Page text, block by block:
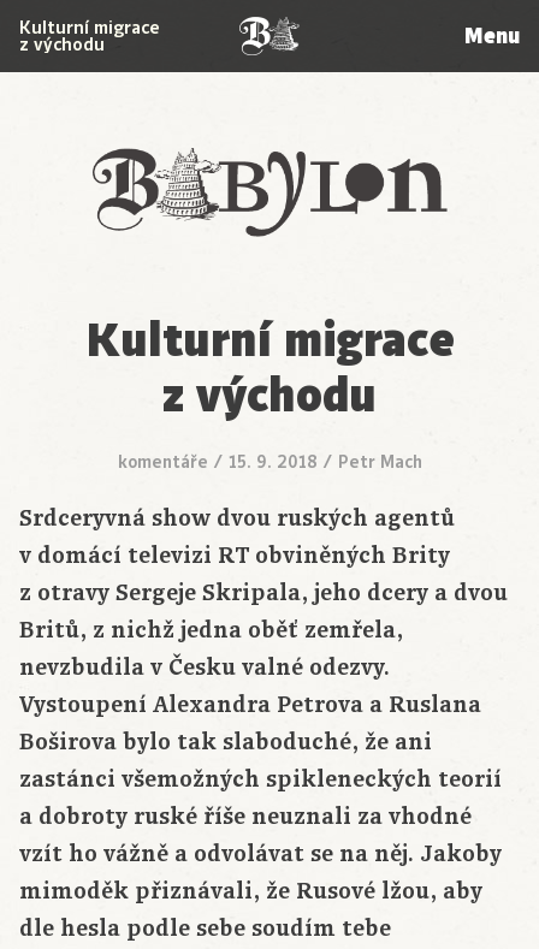
Babylon
Kulturní migrace
z východu Menu
Kulturní migrace
z východu
komentáře / 15. 9. 2018 / Petr Mach
Srdceryvná show dvou ruských agentů
v domácí televizi RT obviněných Brity
z otravy Sergeje Skripala, jeho dcery a dvou
Britů, z nichž jedna oběť zemřela,
nevzbudila v Česku valné odezvy.
Vystoupení Alexandra Petrova a Ruslana
Boširova bylo tak slaboduché, že ani
zastánci všemožných spikleneckých teorií
a dobroty ruské říše neuznali za vhodné
vzít ho vážně a odvolávat se na něj. Jakoby
mimoděk přiznávali, že Rusové lžou, aby
dle hesla podle sebe soudím tebe